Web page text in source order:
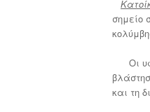
σημείο
Οι
και τη